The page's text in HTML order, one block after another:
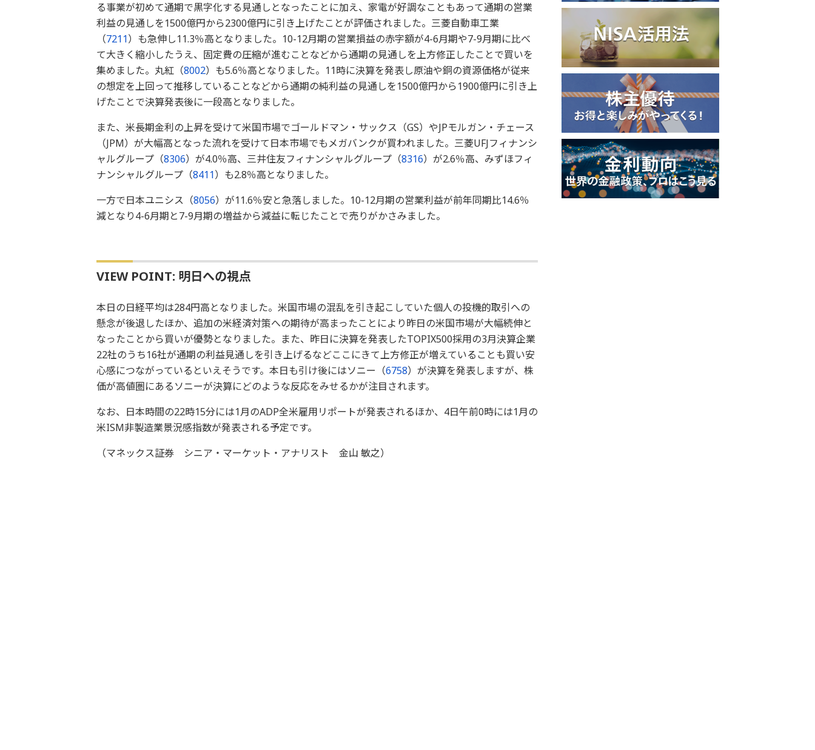
る事業が初めて通期で黒字化する見通しとなったことに加え、家電が好調なこともあって通期の営業
利益の見通しを1500億円から2300億円に引き上げたことが評価されました。三菱自動車工業
（7211）も急伸し11.3％高となりました。10-12月期の営業損益の赤字額が4-6月期や7-9月期に比べ
て大きく縮小したうえ、固定費の圧縮が進むことなどから通期の見通しを上方修正したことで買いを
集めました。丸紅（8002）も5.6％高となりました。11時に決算を発表し原油や銅の資源価格が従来
の想定を上回って推移していることなどから通期の純利益の見通しを1500億円から1900億円に引き上
げたことで決算発表後に一段高となりました。
また、米長期金利の上昇を受けて米国市場でゴールドマン・サックス（GS）やJPモルガン・チェース
（JPM）が大幅高となった流れを受けて日本市場でもメガバンクが買われました。三菱UFJフィナンシ
ャルグループ（8306）が4.0％高、三井住友フィナンシャルグループ（8316）が2.6％高、みずほフィ
ナンシャルグループ（8411）も2.8％高となりました。
一方で日本ユニシス（8056）が11.6％安と急落しました。10-12月期の営業利益が前年同期比14.6％
減となり4-6月期と7-9月期の増益から減益に転じたことで売りがかさみました。
VIEW POINT: 明日への視点
本日の日経平均は284円高となりました。米国市場の混乱を引き起こしていた個人の投機的取引への
懸念が後退したほか、追加の米経済対策への期待が高まったことにより昨日の米国市場が大幅続伸と
なったことから買いが優勢となりました。また、昨日に決算を発表したTOPIX500採用の3月決算企業
22社のうち16社が通期の利益見通しを引き上げるなどここにきて上方修正が増えていることも買い安
心感につながっているといえそうです。本日も引け後にはソニー（6758）が決算を発表しますが、株
価が高値圏にあるソニーが決算にどのような反応をみせるかが注目されます。
なお、日本時間の22時15分には1月のADP全米雇用リポートが発表されるほか、4日午前0時には1月の
米ISM非製造業景況感指数が発表される予定です。
（マネックス証券 シニア・マーケット・アナリスト 金山 敏之）